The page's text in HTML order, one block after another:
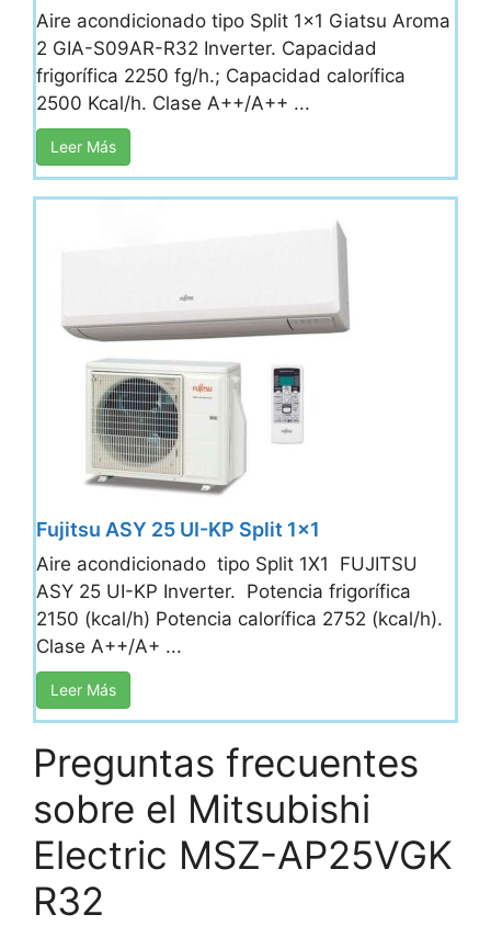
Aire acondicionado tipo Split 1x1 Giatsu Aroma
2 GIA-S09AR-R32 Inverter. Capacidad
frigorífica 2250 fg/h.; Capacidad calorífica
2500 Kcal/h. Clase A++/A++ ...
Leer Más
Fujitsu ASY 25 UI-KP Split 1×1
Aire acondicionado tipo Split 1X1 FUJITSU
ASY 25 UI-KP Inverter. Potencia frigorífica
2150 (kcal/h) Potencia calorífica 2752 (kcal/h).
Clase A++/A+ ...
Leer Más
Preguntas frecuentes
sobre el Mitsubishi
Electric MSZ-AP25VGK
R32